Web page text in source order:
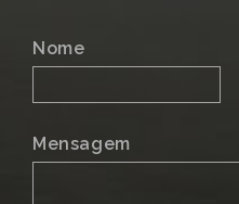
Nome
Mensagem